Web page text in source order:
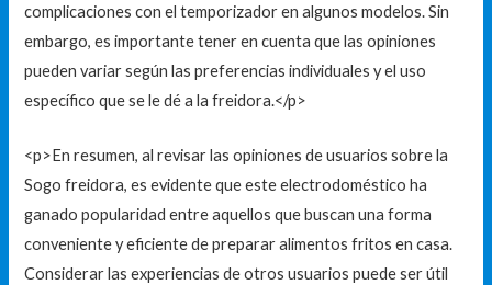
complicaciones con el temporizador en algunos modelos. Sin
embargo, es importante tener en cuenta que las opiniones
pueden variar según las preferencias individuales y el uso
específico que se le dé a la freidora.</p>
<p>En resumen, al revisar las opiniones de usuarios sobre la
Sogo freidora, es evidente que este electrodoméstico ha
ganado popularidad entre aquellos que buscan una forma
conveniente y eficiente de preparar alimentos fritos en casa.
Considerar las experiencias de otros usuarios puede ser útil